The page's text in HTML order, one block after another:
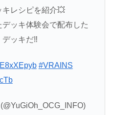
レシピを紹介💥
ッキ体験会で配布した
デッキだ‼️
#VRAINS